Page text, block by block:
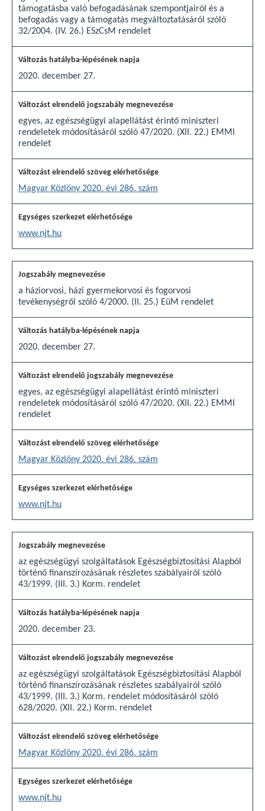
támogatásba való befogadásának szempontjairól és a
befogadás vagy a támogatás megváltoztatásáról szóló
32/2004. (IV. 26.) ESzCsM rendelet
2020. december 27.
egyes, az egészségügyi alapellátást érintő miniszteri
rendeletek módosításáról szóló 47/2020. (XII. 22.) EMMI
rendelet
Magyar Közlöny 2020. évi 286. szám
www.njt.hu
a háziorvosi, házi gyermekorvosi és fogorvosi
tevékenységről szóló 4/2000. (II. 25.) EüM rendelet
2020. december 27.
egyes, az egészségügyi alapellátást érintő miniszteri
rendeletek módosításáról szóló 47/2020. (XII. 22.) EMMI
rendelet
Magyar Közlöny 2020. évi 286. szám
www.njt.hu
az egészségügyi szolgáltatások Egészségbiztosítási Alapból
történő finanszírozásának részletes szabályairól szóló
43/1999. (III. 3.) Korm. rendelet
2020. december 23.
az egészségügyi szolgáltatások Egészségbiztosítási Alapból
történő finanszírozásának részletes szabályairól szóló
43/1999. (III. 3.) Korm. rendelet módosításáról szóló
628/2020. (XII. 22.) Korm. rendelet
Magyar Közlöny 2020. évi 286. szám
www.njt.hu